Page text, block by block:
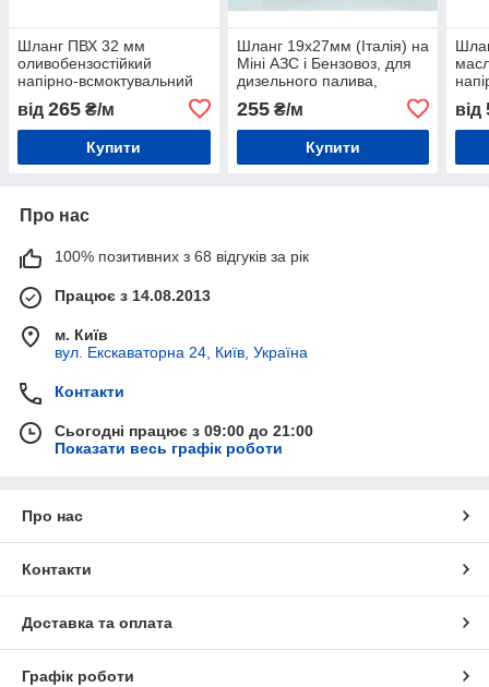
Шланг ПВХ 32 мм
оливобензостійкий
напірно-всмоктувальний
для АЗС і Бензовозів МБС
від 265 ₴/м
Купити
Шланг 19х27мм (Італія) на
Міні АЗС і Бензовоз, для
дизельного палива,
255₴/м
Купити
від
Про нас
100% позитивних з 68 відгуків за рік
Працює з 14.08.2013
м. Київ
вул. Екскаваторна 24, Київ, Україна
Контакти
Сьогодні працює з 09:00 до 21:00
Показати весь графік роботи
Про нас
Контакти
Доставка та оплата
Графік роботи